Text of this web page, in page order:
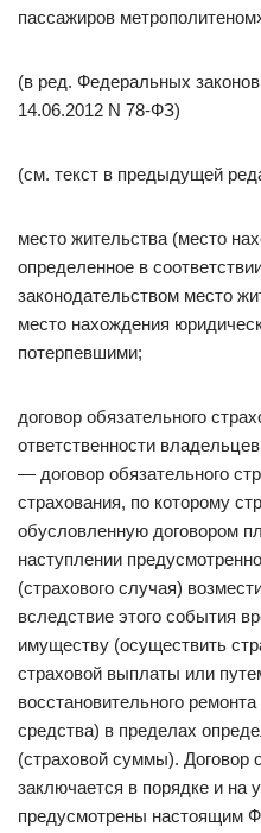
пассажиров
(в ред. Федеральных
14.06.2012 N 78-ФЗ)
(см. текст в предыдущей
место жительства (место
определенное в
законодательством место
место нахождения
потерпевшими;
договор обязательного
ответственности
— договор обязательного
страхования, по которому
обусловленную договором
наступлении
(страхового случая)
вследствие этого события
имуществу (осуществить
страховой выплаты или
восстановительного
средства) в пределах
(страховой суммы). Договор
заключается в порядке и на
предусмотрены настоящим